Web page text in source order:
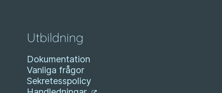
Utbildning
Dokumentation
Vanliga frågor
Sekretesspolicy